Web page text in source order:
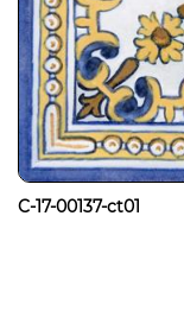
C-17-00137-ct01